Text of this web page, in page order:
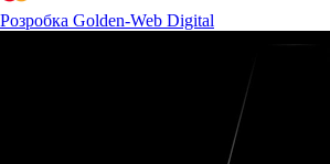
Розробка Golden-Web Digital